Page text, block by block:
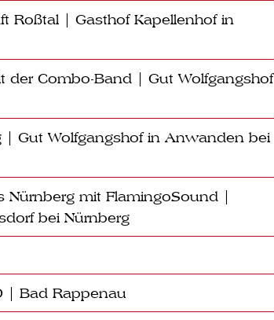
Roßtal | Gasthof Kapellenhof in
der Combo-Band | Gut Wolfgangshof
| Gut Wolfgangshof in Anwanden bei
Nürnberg mit FlamingoSound |
bei Nürnberg
| Bad Rappenau